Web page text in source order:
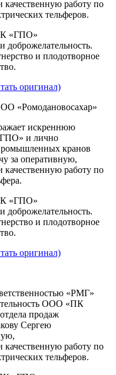
работу по
тельферов.
«ГПО»
доброжелательность.
и плодотворное
оригинал)
«Ромодановосахар»
искреннюю
и лично
кранов
за оперативную,
работу по
«ГПО»
доброжелательность.
и плодотворное
оригинал)
«РМГ»
ООО «ПК
продаж
Сергею
работу по
тельферов.